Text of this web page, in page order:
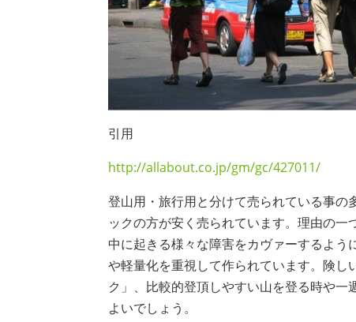
引用
http://allabout.co.jp/gm/gc/427011/
登山用・旅行用と分けて売られている事
ックの方が安く売られています。理由の
中に起きる様々な障害をカヴァーするよ
や軽量化を重視して作られています。険
ク」、比較的登頂しやすい山を登る時や
よいでしょう。